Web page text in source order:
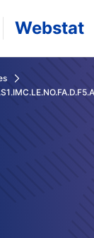
navigation
Webstat